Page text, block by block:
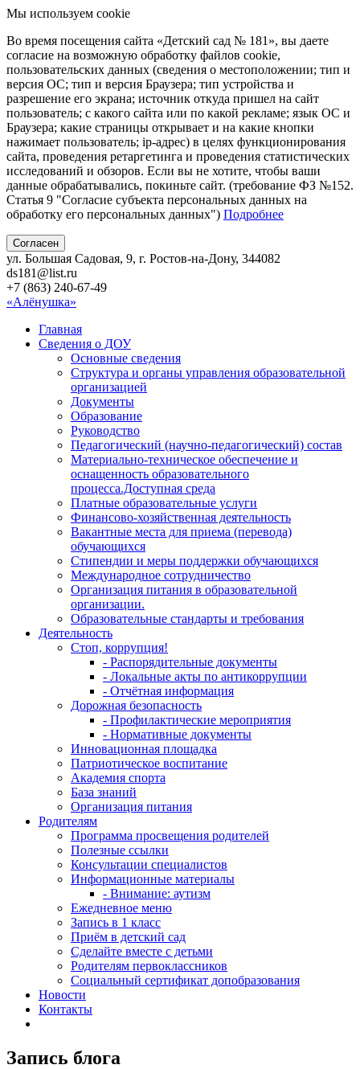
Мы используем cookie
Во время посещения сайта «Детский сад № 181», вы даете
согласие на возможную обработку файлов cookie,
пользовательских данных (сведения о местоположении; тип и
версия ОС; тип и версия Браузера; тип устройства и
разрешение его экрана; источник откуда пришел на сайт
пользователь; с какого сайта или по какой рекламе; язык ОС и
Браузера; какие страницы открывает и на какие кнопки
нажимает пользователь; ip-адрес) в целях функционирования
сайта, проведения ретаргетинга и проведения статистических
исследований и обзоров. Если вы не хотите, чтобы ваши
данные обрабатывались, покиньте сайт. (требование ФЗ №152.
Статья 9 "Согласие субъекта персональных данных на
обработку его персональных данных") Подробнее
Согласен
ул. Большая Садовая, 9, г. Ростов-на-Дону, 344082
ds181@list.ru
+7 (863) 240-67-49
«Алёнушка»
Главная
Сведения о ДОУ
Основные сведения
Структура и органы управления образовательной
организацией
Документы
Образование
Руководство
Педагогический (научно-педагогический) состав
Материально-техническое обеспечение и
оснащенность образовательного
процесса.Доступная среда
Платные образовательные услуги
Финансово-хозяйственная деятельность
Вакантные места для приема (перевода)
обучающихся
Стипендии и меры поддержки обучающихся
Международное сотрудничество
Организация питания в образовательной
организации.
Образовательные стандарты и требования
Деятельность
Стоп, коррупция!
- Распорядительные документы
- Локальные акты по антикоррупции
- Отчётная информация
Дорожная безопасность
- Профилактические мероприятия
- Нормативные документы
Инновационная площадка
Патриотическое воспитание
Академия спорта
База знаний
Организация питания
Родителям
Программа просвещения родителей
Полезные ссылки
Консультации специалистов
Информационные материалы
- Внимание: аутизм
Ежедневное меню
Запись в 1 класс
Приём в детский сад
Сделайте вместе с детьми
Родителям первоклассников
Социальный сертификат допобразования
Новости
Контакты
Запись блога